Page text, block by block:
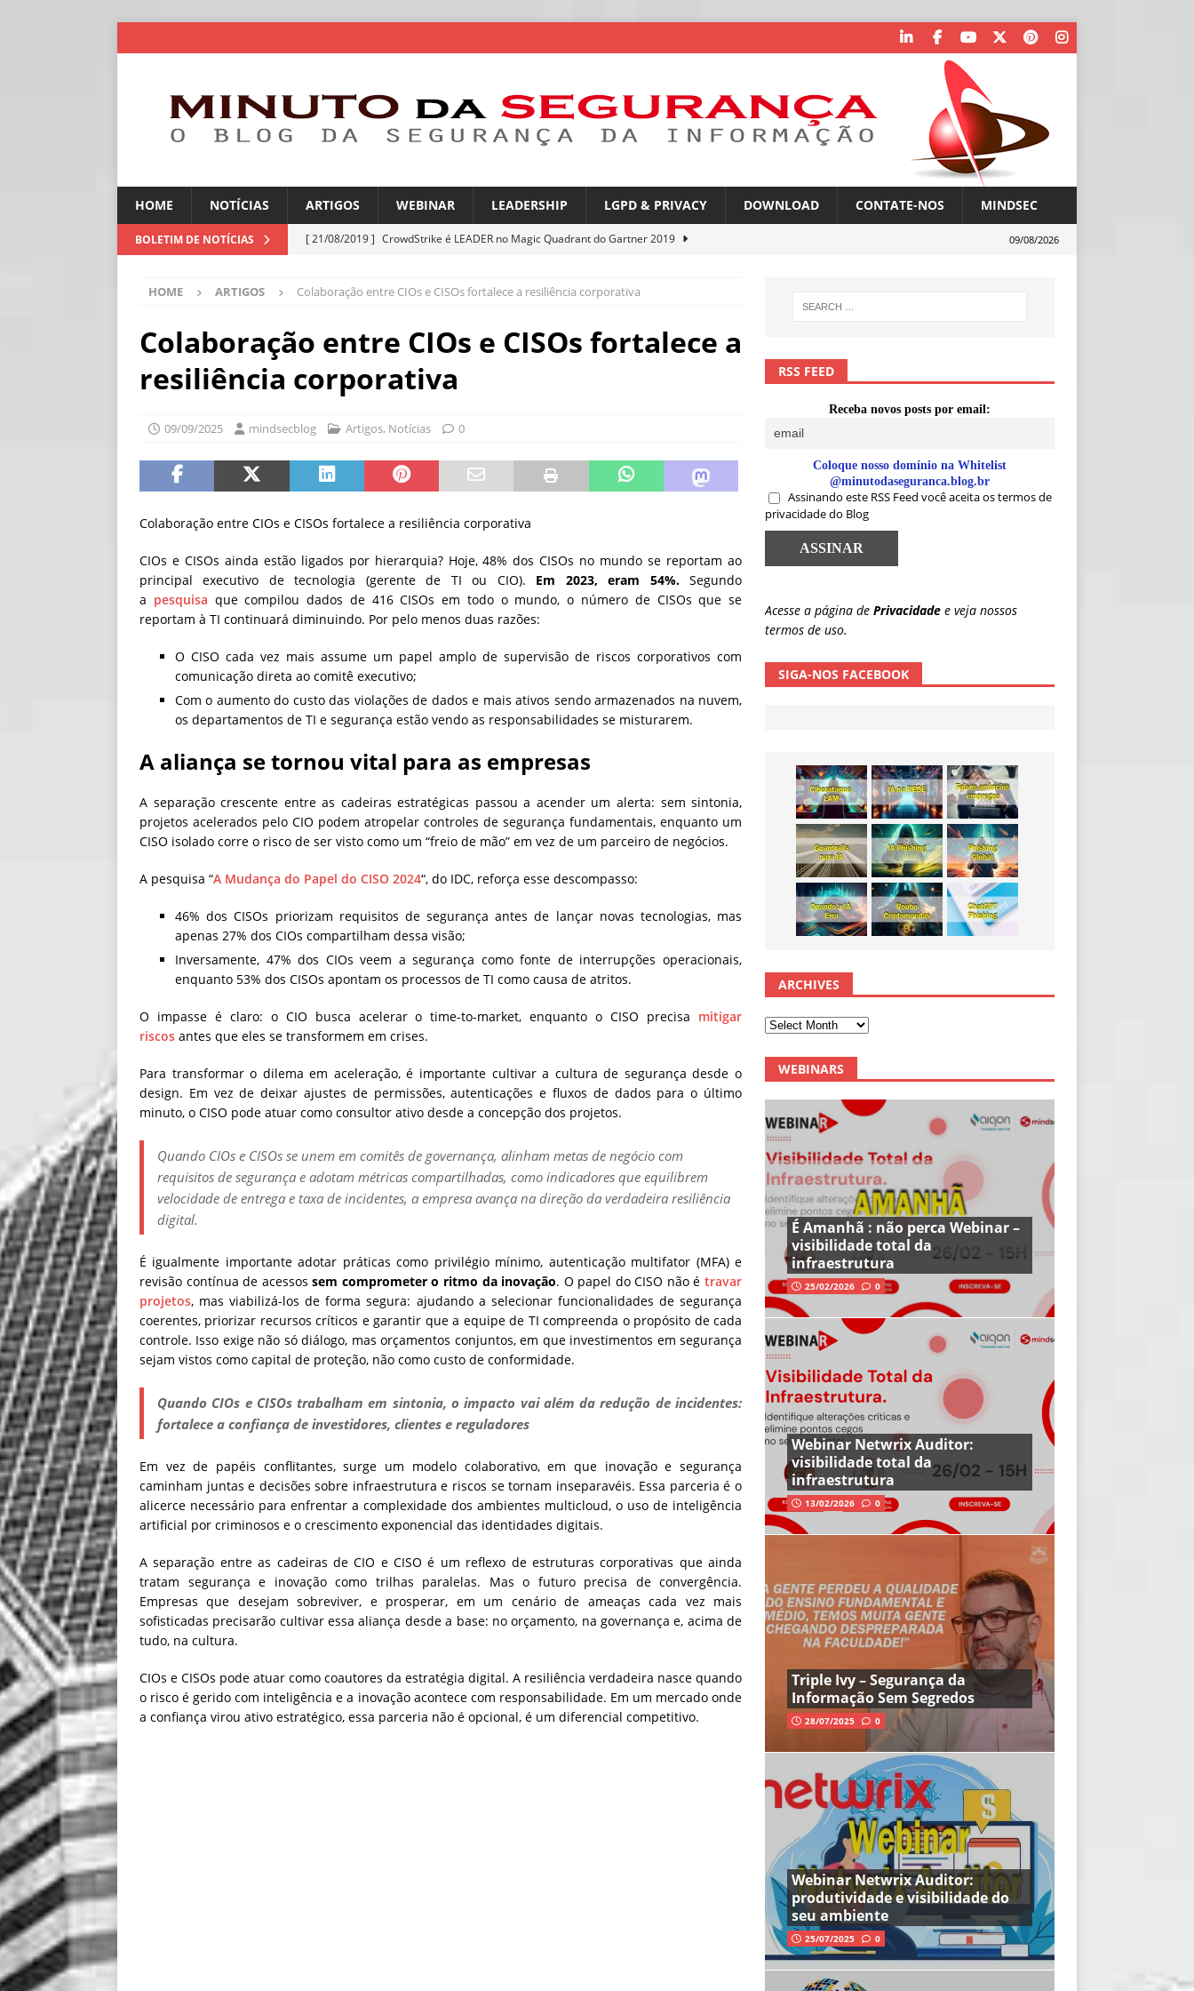
HOME NOTÍCIAS ARTIGOS WEBINAR LEADERSHIP LGPD & PRIVACY DOWNLOAD CONTATE-NOS MINDSEC
BOLETIM DE NOTÍCIAS [ 21/08/2019 ] CrowdStrike é LEADER no Magic Quadrant do Gartner 2019
[ 06/08/2026 ] América Latina é a segunda região mais exposta a ciberameaças
NOTÍCIAS
NOTÍCIAS
[ 06/08/2026 ]
[ 06/08/2026 ]
Sem guardrails, a autonomia da IA se torna um risco
NOTÍCIAS
09/08/2026
HOME ARTIGOS Colaboração entre CIOs e CISOs fortalece a resiliência corporativa
Colaboração entre CIOs e CISOs fortalece a
resiliência corporativa
09/09/2025 mindsecblog Artigos, Notícias 0
Colaboração entre CIOs e CISOs fortalece a resiliência corporativa
CIOs e CISOs ainda estão ligados por hierarquia? Hoje, 48% dos CISOs no mundo se reportam ao
principal executivo de tecnologia (gerente de TI ou CIO). Em 2023, eram 54%.Segundo
a pesquisa que compilou dados de 416 CISOs em todo o mundo, o número de CISOs que se
reportam à TI continuará diminuindo. Por pelo menos duas razões:
O CISO cada vez mais assume um papel amplo de supervisão de riscos corporativos com
comunicação direta ao comitê executivo;
Com o aumento do custo das violações de dados e mais ativos sendo armazenados na nuvem,
os departamentos de TI e segurança estão vendo as responsabilidades se misturarem.
A aliança se tornou vital para as empresas
A separação crescente entre as cadeiras estratégicas passou a acender um alerta: sem sintonia,
projetos acelerados pelo CIO podem atropelar controles de segurança fundamentais, enquanto um
CISO isolado corre o risco de ser visto como um “freio de mão” em vez de um parceiro de negócios.
A pesquisa “A Mudança do Papel do CISO 2024“, do IDC, reforça esse descompasso:
46% dos CISOs priorizam requisitos de segurança antes de lançar novas tecnologias, mas
apenas 27% dos CIOs compartilham dessa visão;
Inversamente, 47% dos CIOs veem a segurança como fonte de interrupções operacionais,
enquanto 53% dos CISOs apontam os processos de TI como causa de atritos.
O impasse é claro: o CIO busca acelerar o time-to-market, enquanto o CISO precisa mitigar
riscos antes que eles se transformem em crises.
Para transformar o dilema em aceleração, é importante cultivar a cultura de segurança desde o
design. Em vez de deixar ajustes de permissões, autenticações e fluxos de dados para o último
minuto, o CISO pode atuar como consultor ativo desde a concepção dos projetos.
Quando CIOs e CISOs se unem em comitês de governança, alinham metas de negócio com
requisitos de segurança e adotam métricas compartilhadas, como indicadores que equilibrem
velocidade de entrega e taxa de incidentes, a empresa avança na direção da verdadeira resiliência
digital.
É igualmente importante adotar práticas como privilégio mínimo, autenticação multifator (MFA) e
revisão contínua de acessossem comprometer o ritmo da inovação. O papel do CISO não étravar
projetos, mas viabilizá-los de forma segura: ajudando a selecionar funcionalidades de segurança
coerentes, priorizar recursos críticos e garantir que a equipe de TI compreenda o propósito de cada
controle. Isso exige não só diálogo, mas orçamentos conjuntos, em que investimentos em segurança
sejam vistos como capital de proteção, não como custo de conformidade.
Quando CIOs e CISOs trabalham em sintonia, o impacto vai além da redução de incidentes:
fortalece a confiança de investidores, clientes e reguladores
Em vez de papéis conflitantes, surge um modelo colaborativo, em que inovação e segurança
caminham juntas e decisões sobre infraestrutura e riscos se tornam inseparavéis. Essa parceria é o
alicerce necessário para enfrentar a complexidade dos ambientes multicloud, o uso de inteligência
artificial por criminosos e o crescimento exponencial das identidades digitais.
A separação entre as cadeiras de CIO e CISO é um reflexo de estruturas corporativas que ainda
tratam segurança e inovação como trilhas paralelas. Mas o futuro precisa de convergência.
Empresas que desejam sobreviver, e prosperar, em um cenário de ameaças cada vez mais
sofisticadas precisarão cultivar essa aliança desde a base: no orçamento, na governança e, acima de
tudo, na cultura.
CIOs e CISOs pode atuar como coautores da estratégia digital. A resiliência verdadeira nasce quando
o risco é gerido com inteligência e a inovação acontece com responsabilidade. Em um mercado onde
a confiança virou ativo estratégico, essa parceria não é opcional, é um diferencial competitivo.
RSS FEED
Receba novos posts por email:
Coloque nosso domínio na Whitelist
@minutodaseguranca.blog.br
Assinando este RSS Feed você aceita os termos de
privacidade do Blog
Acesse a página de Privacidade e veja nossos
termos de uso.
SIGA-NOS FACEBOOK
ARCHIVES
WEBINARS
É Amanhã : não perca Webinar –
visibilidade total da
infraestrutura
25/02/2026 0
Webinar Netwrix Auditor:
visibilidade total da
infraestrutura
13/02/2026 0
Triple Ivy – Segurança da
Informação Sem Segredos
28/07/2025 0
Webinar Netwrix Auditor:
produtividade e visibilidade do
seu ambiente
25/07/2025 0